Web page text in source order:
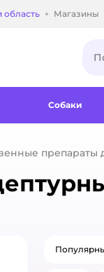
адреса
область Магазины
Собаки
препараты